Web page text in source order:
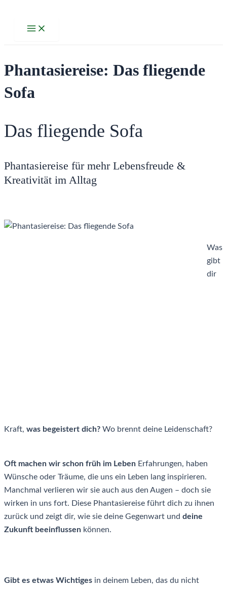
Main
Phantasiereise: Das fliegende
Sofa
Das fliegende Sofa
Phantasiereise für mehr Lebensfreude &
Kreativität im Alltag
Was
gibt
dir
Kraft, was begeistert dich? Wo brennt deine Leidenschaft?
Oft machen wir schon früh im Leben Erfahrungen, haben
Wünsche oder Träume, die uns ein Leben lang inspirieren.
Manchmal verlieren wir sie auch aus den Augen – doch sie
wirken in uns fort. Diese Phantasiereise führt dich zu ihnen
zurück und zeigt dir, wie sie deine Gegenwart und deine
Zukunft beeinflussen können.
Gibt es etwas Wichtiges in deinem Leben, das du nicht